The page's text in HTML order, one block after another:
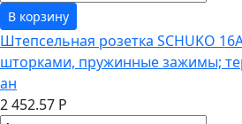
В корзину
Штепсельная розетка SCHUKO
шторками, пружинные зажимы;
ан
2 452.57 Р